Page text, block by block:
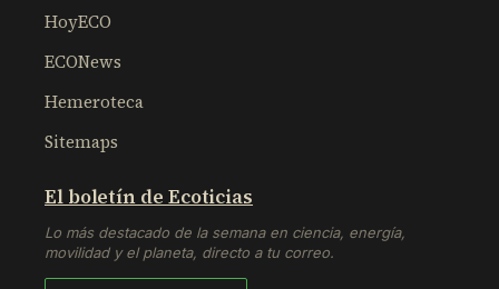
HoyECO
ECONews
Hemeroteca
Sitemaps
El boletín de Ecoticias
Lo más destacado de la semana en ciencia, energía,
movilidad y el planeta, directo a tu correo.